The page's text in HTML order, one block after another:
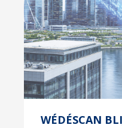
WÉDÉSCAN